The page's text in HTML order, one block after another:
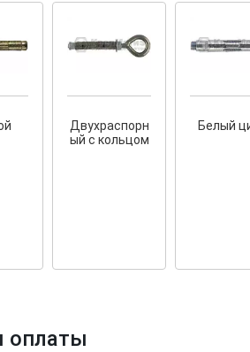
остатков! Cкрытый
У нас появился
крепеж для
Двухраспорн
ый с кольцом
Белый